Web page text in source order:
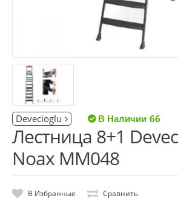
Devecioglu 66
Лестница 8+1
Noax MM048
В Избранные Сравнить